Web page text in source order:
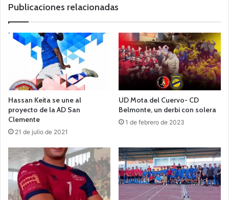
Publicaciones relacionadas
Hassan Keita se une al
proyecto de la AD San
Clemente
21 de julio de 2021
UD Mota del Cuervo- CD
Belmonte, un derbi con solera
1 de febrero de 2023